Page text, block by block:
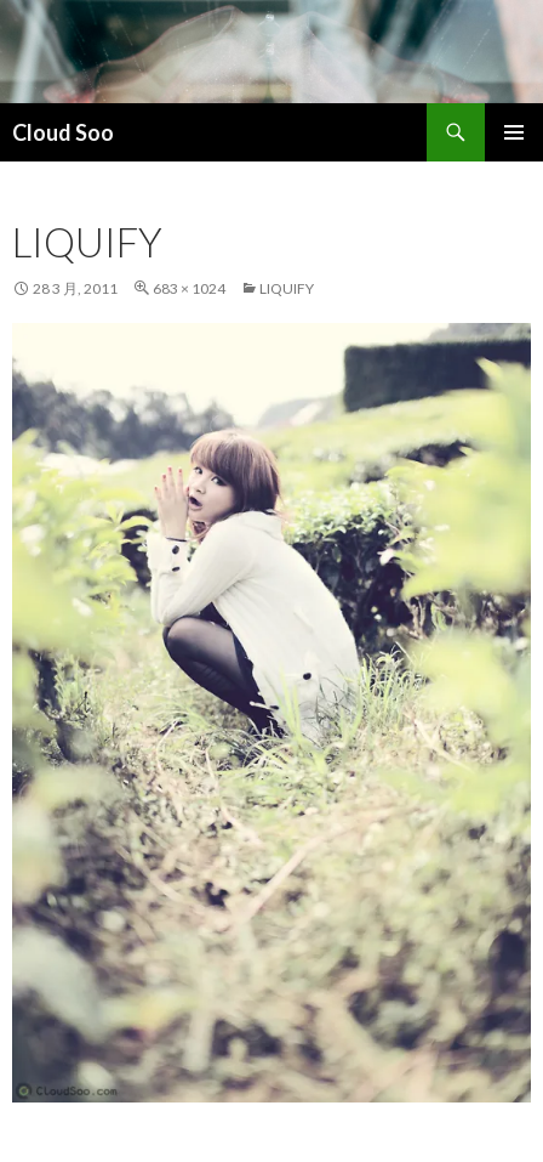
Cloud Soo
索
文LIQUIFY
28 3 月, 2011 683 × 1024 LIQUIFY